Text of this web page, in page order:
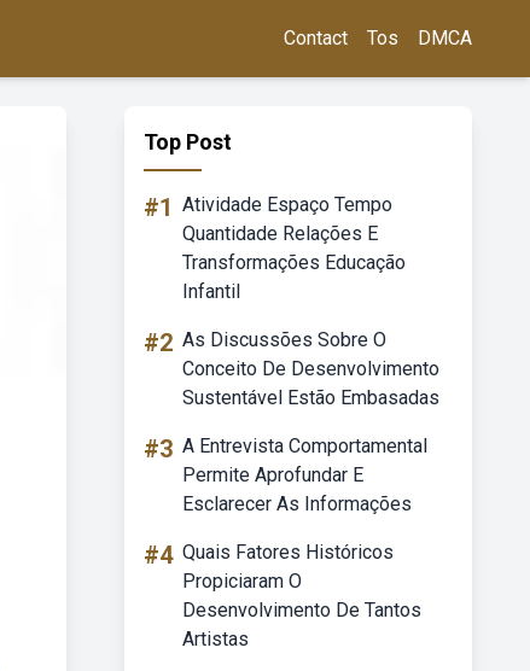
Contact Tos DMCA
Top Post
#1 Atividade Espaço Tempo
Quantidade Relações E
Transformações Educação
Infantil
#2 As Discussões Sobre O
Conceito De Desenvolvimento
Sustentável Estão Embasadas
#3 A Entrevista Comportamental
Permite Aprofundar E
Esclarecer As Informações
#4 Quais Fatores Históricos
Propiciaram O
Desenvolvimento De Tantos
Artistas